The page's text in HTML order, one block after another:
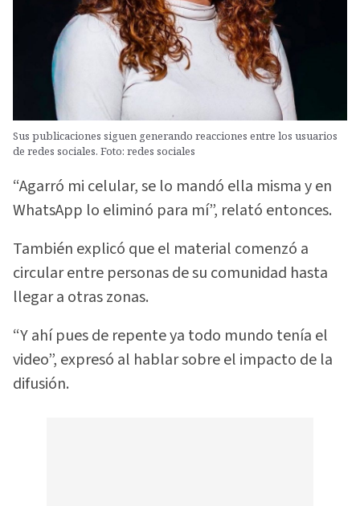
Sus publicaciones siguen generando reacciones entre los usuarios
de redes sociales. Foto: redes sociales
“Agarró mi celular, se lo mandó ella misma y en
WhatsApp lo eliminó para mí”, relató entonces.
También explicó que el material comenzó a
circular entre personas de su comunidad hasta
llegar a otras zonas.
“Y ahí pues de repente ya todo mundo tenía el
video”, expresó al hablar sobre el impacto de la
difusión.